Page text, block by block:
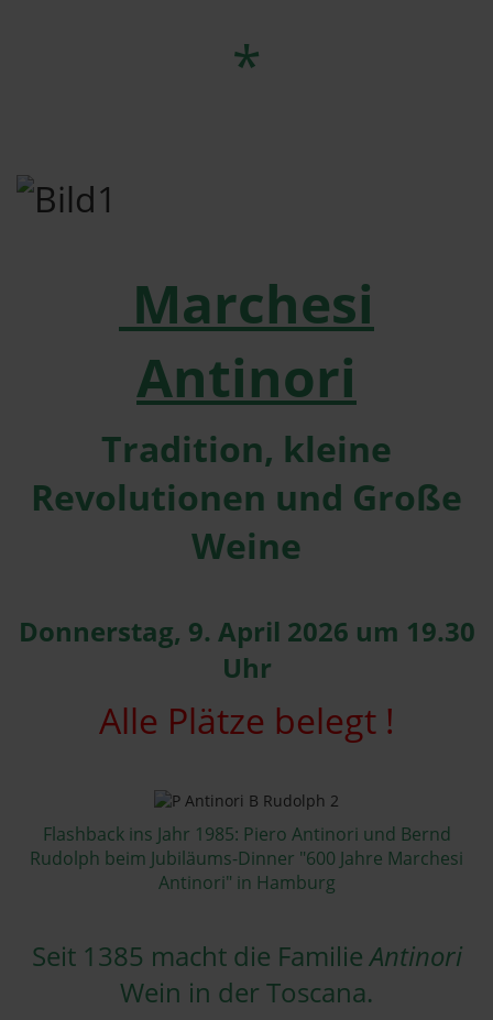
*
Marchesi
Antinori
Tradition, kleine
Revolutionen und Große
Weine
Donnerstag, 9. April 2026 um 19.30
Uhr
Alle Plätze belegt !
Flashback ins Jahr 1985: Piero Antinori und Bernd
Rudolph beim Jubiläums-Dinner "600 Jahre Marchesi
Antinori" in Hamburg
Seit 1385 macht die FamilieAntinori
Wein in der Toscana.